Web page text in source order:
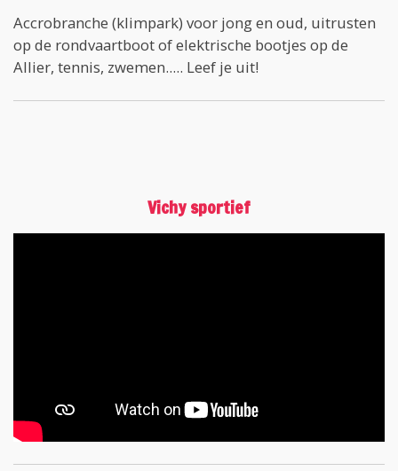
Accrobranche (klimpark) voor jong en oud, uitrusten
op de rondvaartboot of elektrische bootjes op de
Allier, tennis, zwemen..... Leef je uit!
Vichy sportief